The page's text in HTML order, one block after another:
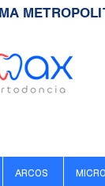
ARCOS